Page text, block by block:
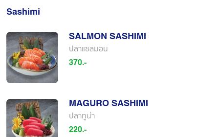
Sashimi
SALMON SASHIMI
ปลาแซลมอน
370.-
MAGURO SASHIMI
ปลาทูน่า
220.-